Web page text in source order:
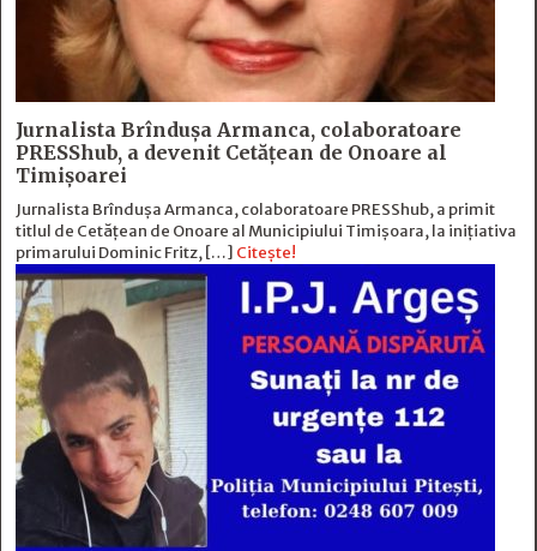
Jurnalista Brîndușa Armanca, colaboratoare
PRESShub, a devenit Cetățean de Onoare al
Timișoarei
Jurnalista Brîndușa Armanca, colaboratoare PRESShub, a primit
titlul de Cetățean de Onoare al Municipiului Timișoara, la inițiativa
primarului Dominic Fritz, […] Citește!